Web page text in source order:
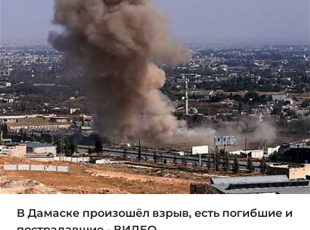
В Дамаске произошёл взрыв, есть погибшие и